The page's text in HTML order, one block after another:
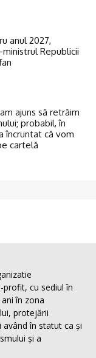
anul 2027,
Republicii
ajuns să retrăim
probabil, în
încruntat că vom
cartelă
profit, cu sediul în
în zona
protejării
în statut ca și
și a